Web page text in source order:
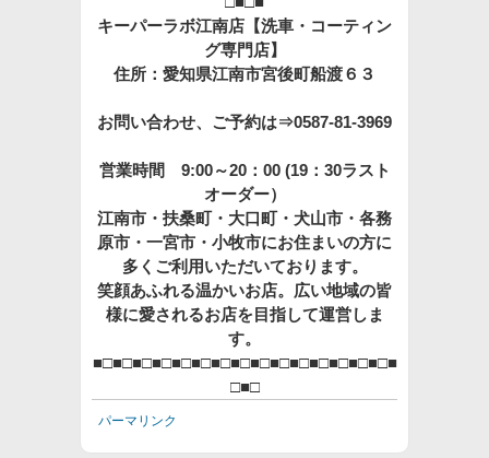
キーパーラボ江南店【洗車・コーティン
グ専門店】
住所：愛知県江南市宮後町船渡６３
お問い合わせ、ご予約は⇒0587-81-3969
営業時間 9:00～20：00 (19：30ラスト
オーダー）
江南市・扶桑町・大口町・犬山市・各務
原市・一宮市・小牧市にお住まいの方に
多くご利用いただいております。
笑顔あふれる温かいお店。広い地域の皆
様に愛されるお店を目指して運営しま
す。
■□■□■□■□■□■□■□■□■□■□■□■□■□■□■□■
□■□
パーマリンク